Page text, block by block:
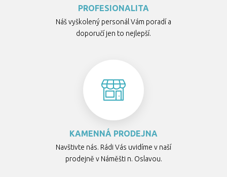
PROFESIONALITA
Náš vyškolený personál Vám poradí a
doporučí jen to nejlepší.
KAMENNÁ PRODEJNA
Navštivte nás. Rádi Vás uvidíme v naší
prodejně v Náměšti n. Oslavou.